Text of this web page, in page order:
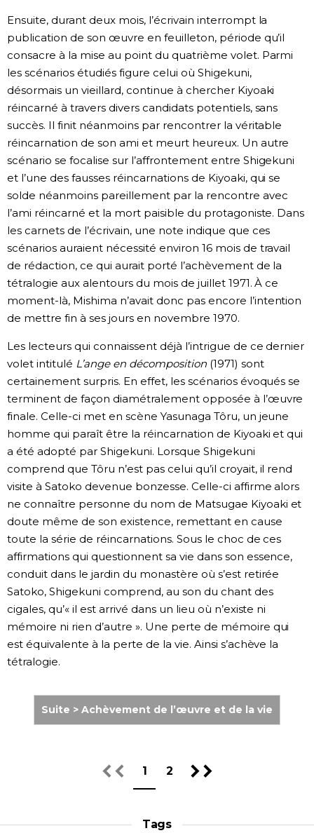
Ensuite, durant deux mois, l’écrivain interrompt la
publication de son œuvre en feuilleton, période qu’il
consacre à la mise au point du quatrième volet. Parmi
les scénarios étudiés figure celui où Shigekuni,
désormais un vieillard, continue à chercher Kiyoaki
réincarné à travers divers candidats potentiels, sans
succès. Il finit néanmoins par rencontrer la véritable
réincarnation de son ami et meurt heureux. Un autre
scénario se focalise sur l’affrontement entre Shigekuni
et l’une des fausses réincarnations de Kiyoaki, qui se
solde néanmoins pareillement par la rencontre avec
l’ami réincarné et la mort paisible du protagoniste. Dans
les carnets de l’écrivain, une note indique que ces
scénarios auraient nécessité environ 16 mois de travail
de rédaction, ce qui aurait porté l’achèvement de la
tétralogie aux alentours du mois de juillet 1971. À ce
moment-là, Mishima n’avait donc pas encore l’intention
de mettre fin à ses jours en novembre 1970.
Les lecteurs qui connaissent déjà l’intrigue de ce dernier
volet intitulé L’ange en décomposition (1971) sont
certainement surpris. En effet, les scénarios évoqués se
terminent de façon diamétralement opposée à l’œuvre
finale. Celle-ci met en scène Yasunaga Tôru, un jeune
homme qui paraît être la réincarnation de Kiyoaki et qui
a été adopté par Shigekuni. Lorsque Shigekuni
comprend que Tôru n’est pas celui qu’il croyait, il rend
visite à Satoko devenue bonzesse. Celle-ci affirme alors
ne connaître personne du nom de Matsugae Kiyoaki et
doute même de son existence, remettant en cause
toute la série de réincarnations. Sous le choc de ces
affirmations qui questionnent sa vie dans son essence,
conduit dans le jardin du monastère où s’est retirée
Satoko, Shigekuni comprend, au son du chant des
cigales, qu’« il est arrivé dans un lieu où n’existe ni
mémoire ni rien d’autre ». Une perte de mémoire qui
est équivalente à la perte de la vie. Ainsi s’achève la
tétralogie.
Suite > Achèvement de l’œuvre et de la vie
1 2
Tags